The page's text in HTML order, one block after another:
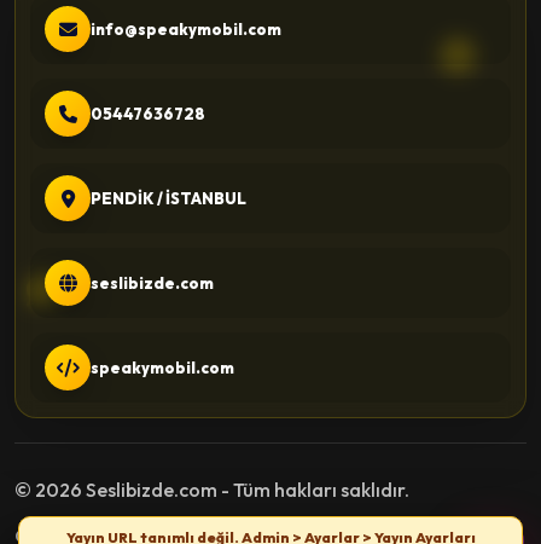
info@speakymobil.com
05447636728
PENDİK / İSTANBUL
seslibizde.com
speakymobil.com
© 2026 Seslibizde.com - Tüm hakları saklıdır.
Gizlilik PolitikasıKullanım Şartlarıİletişim
Yayın URL tanımlı değil. Admin > Ayarlar > Yayın Ayarları